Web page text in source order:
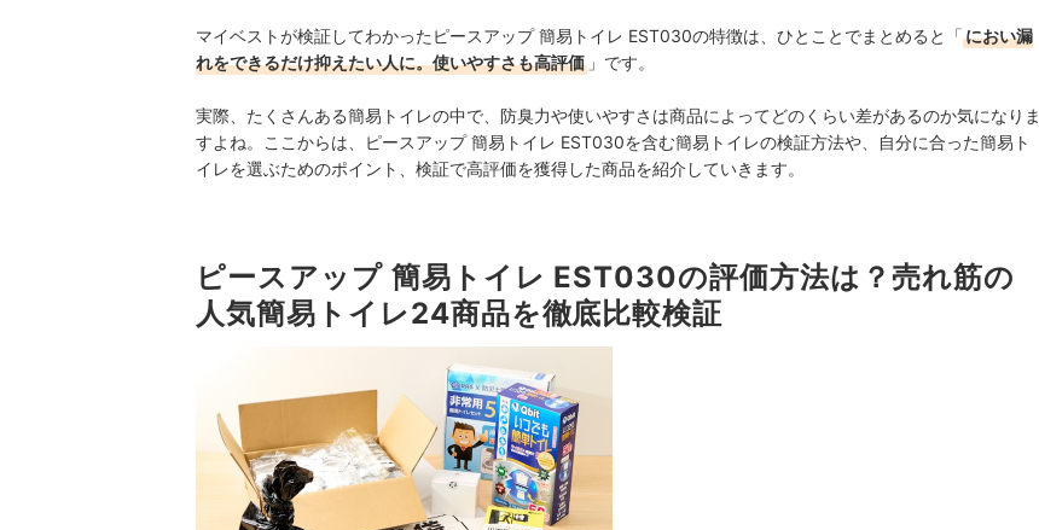
マイベストが検証してわかったピースアップ 簡易トイレ EST030の特徴は、ひとことでまとめると「におい漏
れをできるだけ抑えたい人に。使いやすさも高評価 」です。
実際、たくさんある簡易トイレの中で、防臭力や使いやすさは商品によってどのくらい差があるのか気になりま
すよね。ここからは、ピースアップ 簡易トイレ EST030を含む簡易トイレの検証方法や、自分に合った簡易ト
イレを選ぶためのポイント、検証で高評価を獲得した商品を紹介していきます。
ピースアップ 簡易トイレ EST030の評価方法は？売れ筋の
人気簡易トイレ24商品を徹底比較検証